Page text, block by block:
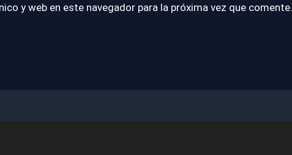
y web en este navegador para la próxima vez que comente.